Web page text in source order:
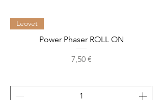
Leovet
Power Phaser ROLL ON
Cijena
7,50 €